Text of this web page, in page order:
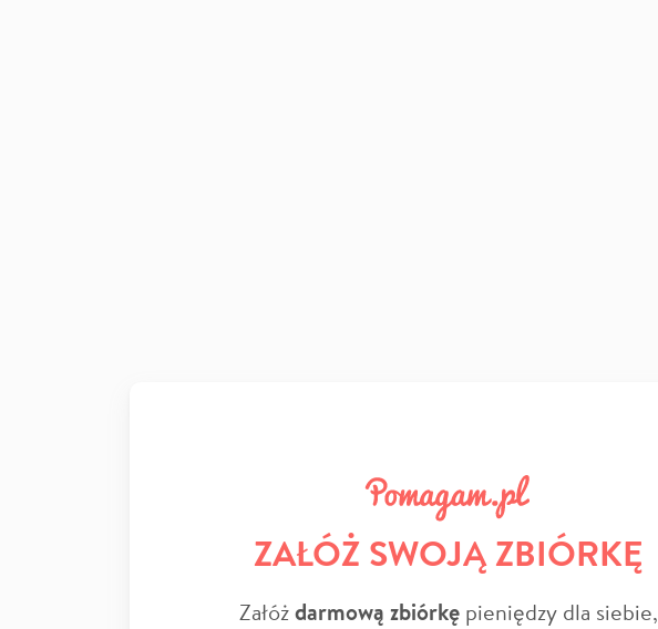
ZAŁÓŻ SWOJĄ ZBIÓRKĘ
Załóżdarmową zbiórkępieniędzy dla siebie,